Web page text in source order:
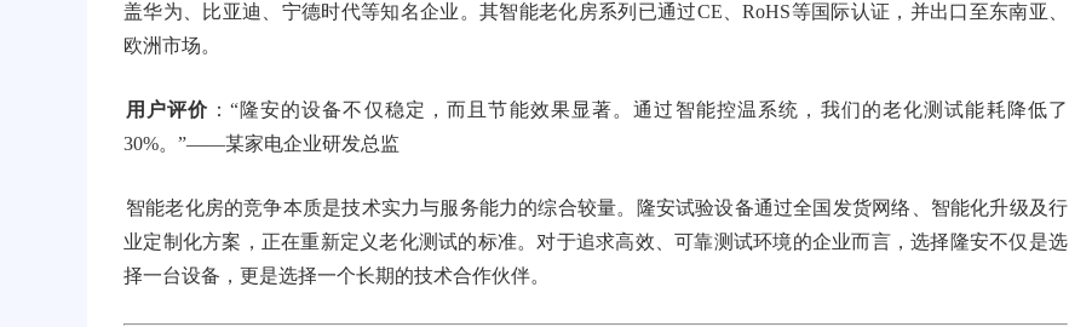
盖华为、比亚迪、宁德时代等知名企业。其智能老化房系列已通过CE、RoHS等国际认证，并出口至东南亚、
欧洲市场。
用户评价 ：“隆安的设备不仅稳定，而且节能效果显著。通过智能控温系统，我们的老化测试能耗降低了
30%。”——某家电企业研发总监
智能老化房的竞争本质是技术实力与服务能力的综合较量。隆安试验设备通过全国发货网络、智能化升级及行
业定制化方案，正在重新定义老化测试的标准。对于追求高效、可靠测试环境的企业而言，选择隆安不仅是选
择一台设备，更是选择一个长期的技术合作伙伴。